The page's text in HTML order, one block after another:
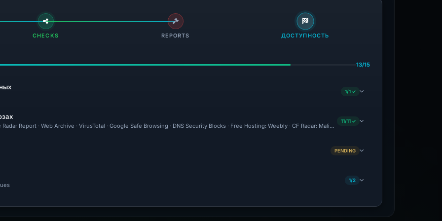
CHECKS REPORTS ДОСТУПНОСТЬ
13/15
1/1 ✓
Report · Web Archive · VirusTotal · Google Safe Browsing · DNS Security Blocks · Free Hosting: Weebly · CF Radar: Malicious · Forensic Evidence Collected ·
11/11 ✓
PENDING
1/2